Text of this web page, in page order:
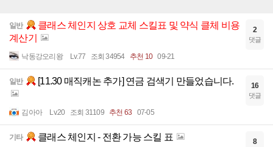
일반
클래스 체인지 상호 교체 스킬표 및 약식 클체 비용
계산기
낙동강오리왕 Lv.77 조회 34954 추천 10 09-21
2
댓글
일반 [11.30 매직캐논 추가] 연금 검색기 만들었습니다.
김아아 Lv.20 조회 31109 추천 63 07-05
16
댓글
기타 클래스 체인지 - 전환 가능 스킬 표 8